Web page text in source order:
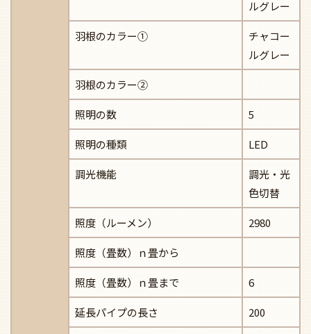
ルグレー
羽根のカラー①
チャコー
ルグレー
羽根のカラー②
照明の数 5
照明の種類 LED
調光機能
調光・光
色切替
照度（ルーメン） 2980
照度（畳数）ｎ畳から
照度（畳数）ｎ畳まで 6
延長パイプの長さ 200